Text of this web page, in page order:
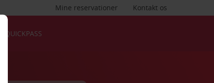
Kontakt os
Mine reservationer
QUICKPASS